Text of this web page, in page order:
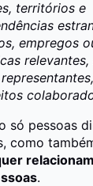
territórios e
empregos
só pessoas
como
.